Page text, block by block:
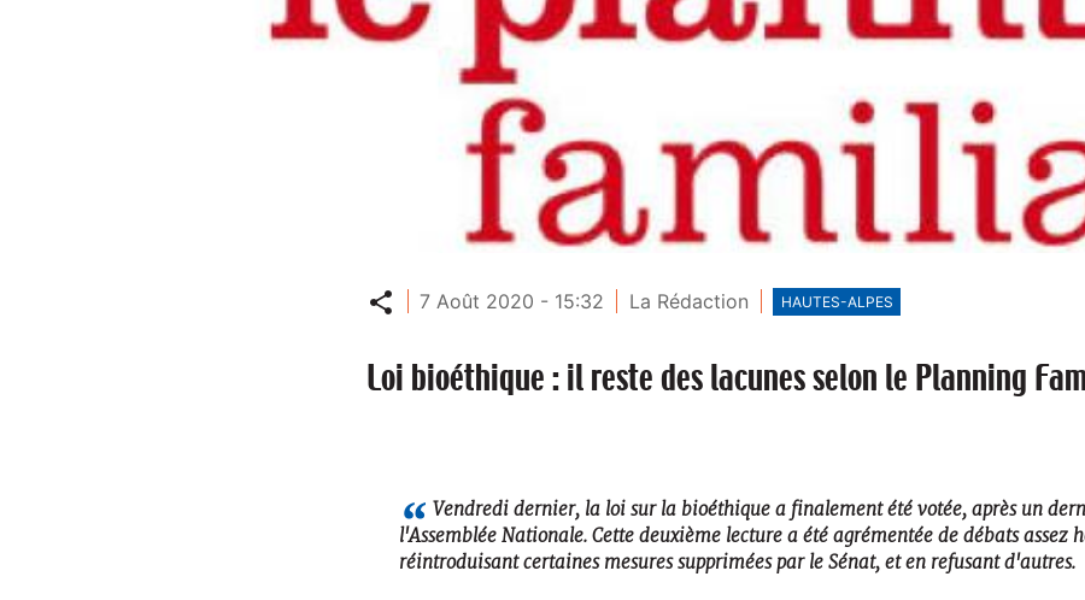
Partager
7 Août 2020 - 15:32 La Rédaction HAUTES-ALPES
Loi bioéthique : il reste des lacunes selon le Planning
Vendredi dernier, la loi sur la bioéthique a finalement été votée, après un
l'Assemblée Nationale. Cette deuxième lecture a été agrémentée de débats assez
réintroduisant certaines mesures supprimées par le Sénat, et en refusant d'autres.